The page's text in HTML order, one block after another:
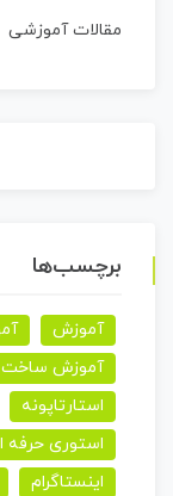
مقالات آموزشی
برچسب‌ها
آموزش
آموزش ساخت
استارتاپونه
استوری حرفه
اینستاگرام